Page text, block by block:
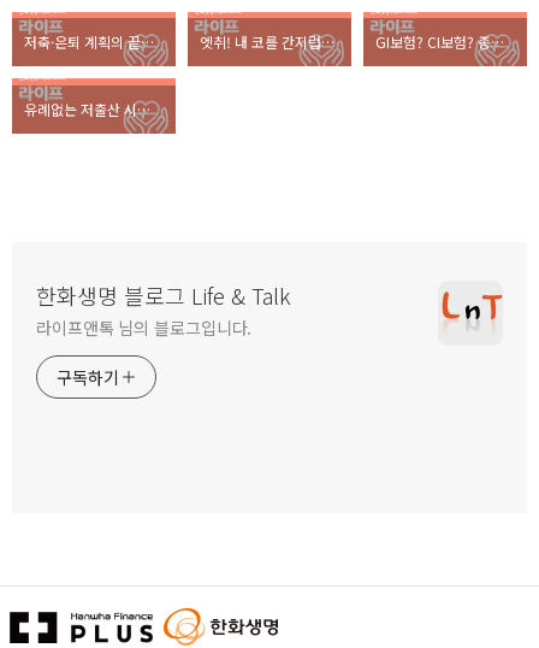
저축·은퇴 계획의 끝판왕이 될 수 있었던 정조의 비결은? 엣취! 내 코를 간지럽히는 알레르기 비염의 모든 것 GI보험? CI보험? 종신보험의 변천사
유례없는 저출산 시대 원인과 해결책은?
한화생명 블로그 Life & Talk
라이프앤톡 님의 블로그입니다.
구독하기